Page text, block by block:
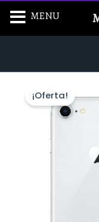
contenido
¡Oferta!
MENU